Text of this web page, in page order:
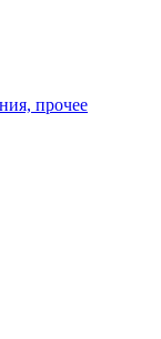
прочее